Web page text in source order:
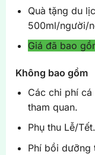
Quà tặng du
500ml/người/
Giá đã bao
Không bao gồm
Các chi phí
tham quan.
Phụ thu Lễ/Tết.
Phí bồi dưỡng